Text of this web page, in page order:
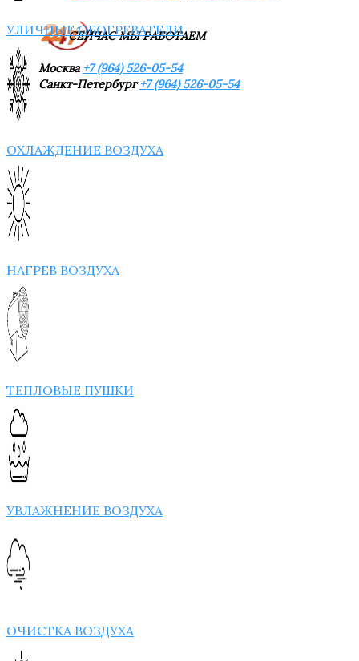
СЕЙЧАС МЫ РАБОТАЕМ
Москва +7 (964) 526-05-54
Санкт-Петербург+7 (964) 526-05-54
УЛИЧНЫЕ ОБОГРЕВАТЕЛИ
ОХЛАЖДЕНИЕ ВОЗДУХА
НАГРЕВ ВОЗДУХА
ТЕПЛОВЫЕ ПУШКИ
УВЛАЖНЕНИЕ ВОЗДУХА
ОЧИСТКА ВОЗДУХА